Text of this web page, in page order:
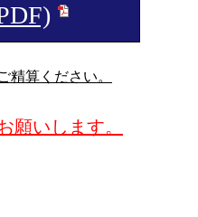
算ください。
いします。